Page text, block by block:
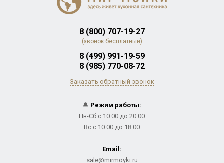
8 (800) 707-19-27
(звонок бесплатный)
8 (499) 991-19-59
8 (985) 770-08-72
Заказать обратный звонок
🔔 Режим работы:
Пн-Сб с 10:00 до 20:00
Вс с 10:00 до 18:00
Email:
sale@mirmoyki.ru